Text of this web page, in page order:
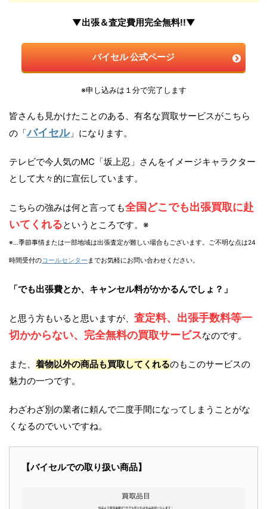
▼出張＆査定費用完全無料!!▼
バイセル 公式ページ
※申し込みは１分で完了します
皆さんも見かけたことのある、有名な買取サービスがこちら
の「バイセル」になります。
テレビで今人気のMC「坂上忍」さんをイメージキャラクター
として大々的に宣伝しています。
こちらの強みは何と言っても全国どこでも出張買取に赴
いてくれるというところです。※
※…季節事情または一部地域は出張査定が難しい場合もございます。ご不明な点は24
時間受付のコールセンター までお気軽にお問い合わせください。
「でも出張費とか、キャンセル料がかかるんでしょ？」
と思う方もいると思いますが、 査定料、出張手数料等一
切かからない、完全無料の買取サービスなのです。
また、 着物以外の商品も買取してくれるのもこのサービスの
魅力の一つです。
わざわざ別の業者に頼んで二度手間になってしまうことがな
くなるのでいいですね。
【バイセルでの取り扱い商品】